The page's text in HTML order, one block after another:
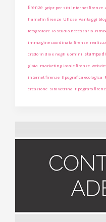
firenze gdpr per siti internet firenze
hamelin firenze Ulisse Vantaggi
fotografare lo studio necessario
immagine coordinata firenze
credo in dio e negli uomini stampa
gioia marketing locale firenze web
internet firenze tipografica ecologica
creazione sito vetrina tipografo